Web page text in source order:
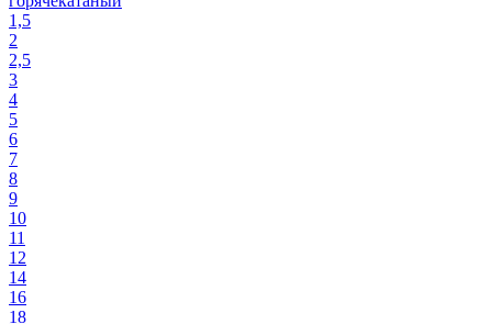
1,5
2
2,5
3
4
5
6
7
8
9
10
11
12
14
16
18